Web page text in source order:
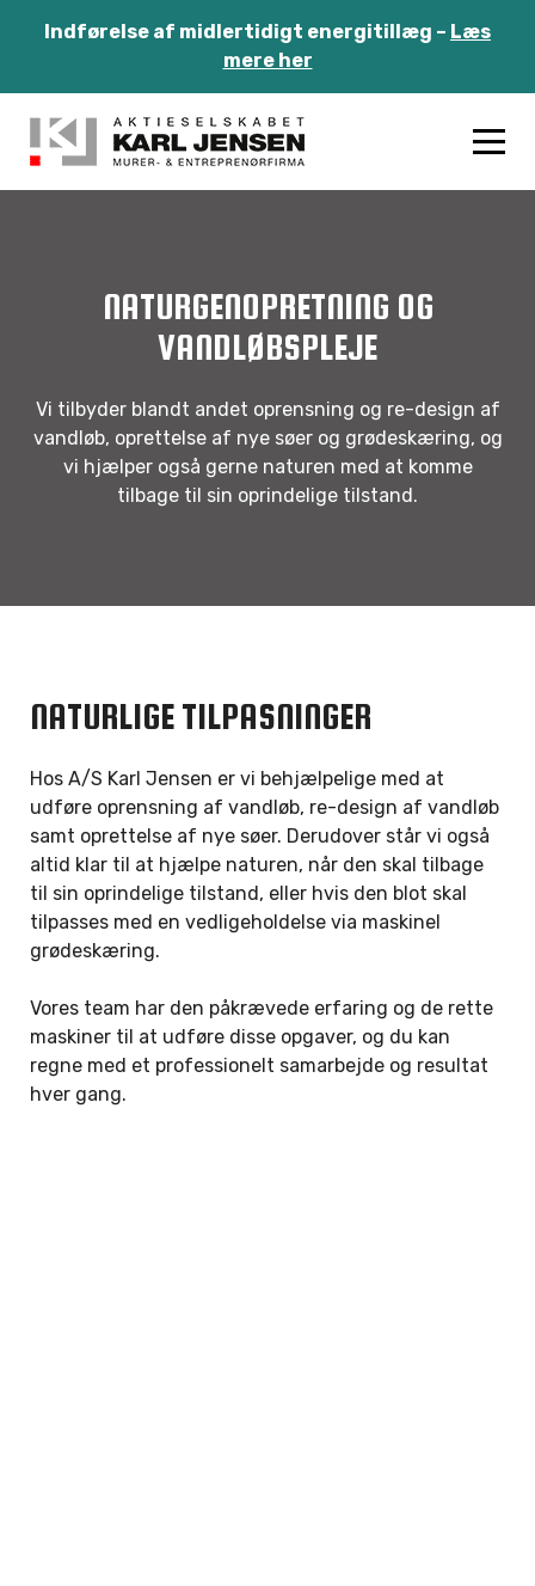
Indførelse af midlertidigt energitillæg – Læs
mere her
NATURGENOPRETNING OG
VANDLØBSPLEJE
Vi tilbyder blandt andet oprensning og re-design af
vandløb, oprettelse af nye søer og grødeskæring, og
vi hjælper også gerne naturen med at komme
tilbage til sin oprindelige tilstand.
NATURLIGE TILPASNINGER
Hos A/S Karl Jensen er vi behjælpelige med at
udføre oprensning af vandløb, re-design af vandløb
samt oprettelse af nye søer. Derudover står vi også
altid klar til at hjælpe naturen, når den skal tilbage
til sin oprindelige tilstand, eller hvis den blot skal
tilpasses med en vedligeholdelse via maskinel
grødeskæring.
Vores team har den påkrævede erfaring og de rette
maskiner til at udføre disse opgaver, og du kan
regne med et professionelt samarbejde og resultat
hver gang.